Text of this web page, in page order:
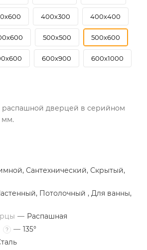
400х300 400х400
500х500 500х600
600х900 600х1000
распашной дверцей в серийном
мм.
Сантехнический, Скрытый,
Потолочный , Для ванны,
— Распашная
? — 135°